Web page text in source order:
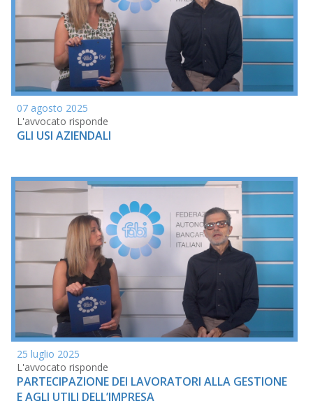
07 agosto 2025
L'avvocato risponde
GLI USI AZIENDALI
25 luglio 2025
L'avvocato risponde
PARTECIPAZIONE DEI LAVORATORI ALLA GESTIONE
E AGLI UTILI DELL’IMPRESA